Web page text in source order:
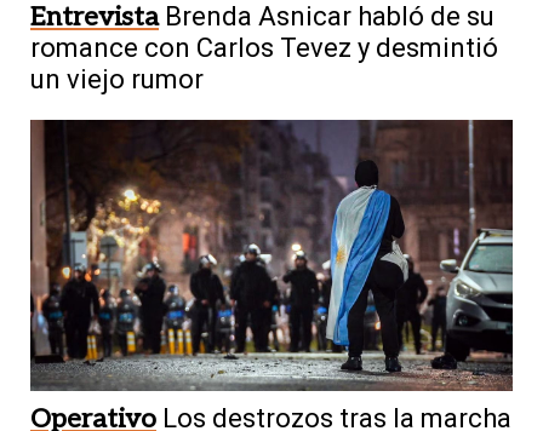
Entrevista Brenda Asnicar habló de su
romance con Carlos Tevez y desmintió
un viejo rumor
Operativo Los destrozos tras la marcha